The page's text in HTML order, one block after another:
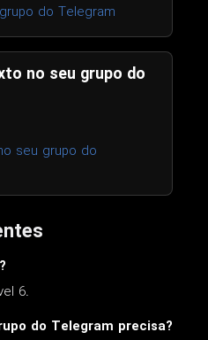
do Telegram
no seu grupo do
seu grupo do
6.
do Telegram precisa?